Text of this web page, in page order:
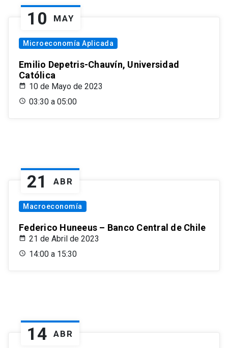
10 MAY
Microeconomía Aplicada
Emilio Depetris-Chauvín, Universidad
Católica
10 de Mayo de 2023
03:30 a 05:00
21 ABR
Macroeconomía
Federico Huneeus – Banco Central de Chile
21 de Abril de 2023
14:00 a 15:30
14 ABR